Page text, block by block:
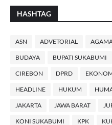
HASHTAG
ASN ADVETORIAL
BUDAYA BUPATI SUKABUMI
CIREBON DPRD
HEADLINE HUKUM
JAKARTA JAWA BARAT
KONI SUKABUMI KPK